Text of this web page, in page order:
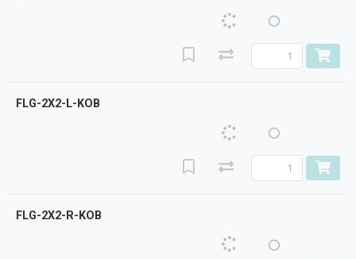
FLG-2X2-L-KOB
FLG-2X2-R-KOB